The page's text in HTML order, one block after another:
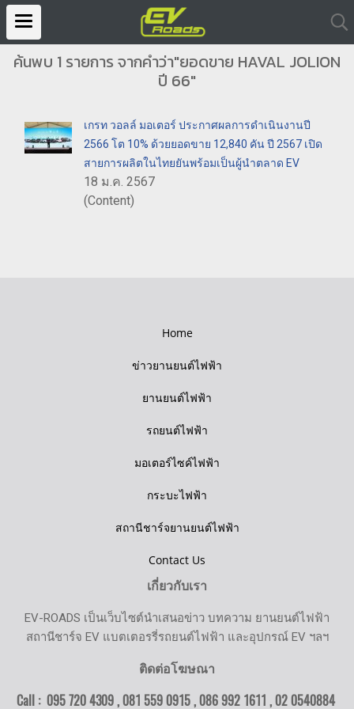
ค้นพบ 1 รายการ จากคำว่า"ยอดขาย HAVAL JOLION
ปี 66"
เกรท วอลล์ มอเตอร์ ประกาศผลการดำเนินงานปี
2566 โต 10% ด้วยยอดขาย 12,840 คัน ปี 2567 เปิด
สายการผลิตในไทยยันพร้อมเป็นผู้นำตลาด EV
18 ม.ค. 2567
(Content)
Home
ข่าวยานยนต์ไฟฟ้า
ยานยนต์ไฟฟ้า
รถยนต์ไฟฟ้า
มอเตอร์ไซค์ไฟฟ้า
กระบะไฟฟ้า
สถานีชาร์จยานยนต์ไฟฟ้า
Contact Us
เกี่ยวกับเรา
EV-ROADS เป็นเว็บไซต์นำเสนอข่าว บทความ ยานยนต์ไฟฟ้า
สถานีชาร์จ EV แบตเตอรรี่รถยนต์ไฟฟ้า และอุปกรณ์ EV ฯลฯ
ติดต่อโฆษณา
Call : 095 720 4309 , 081 559 0915 , 086 992 1611 ,02 0540884